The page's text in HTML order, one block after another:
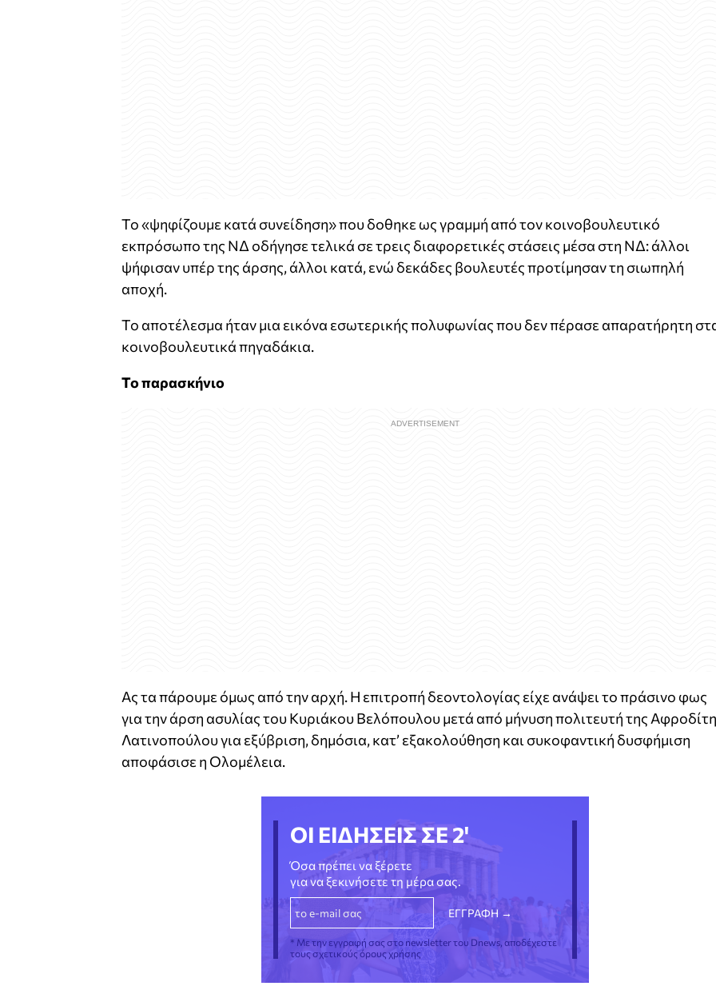
Το «ψηφίζουμε κατά συνείδηση» που δοθηκε ως γραμμή από τον κοινοβουλευτικό
εκπρόσωπο της ΝΔ οδήγησε τελικά σε τρεις διαφορετικές στάσεις μέσα στη ΝΔ: άλλοι
ψήφισαν υπέρ της άρσης, άλλοι κατά, ενώ δεκάδες βουλευτές προτίμησαν τη σιωπηλή
αποχή.
Το αποτέλεσμα ήταν μια εικόνα εσωτερικής πολυφωνίας που δεν πέρασε απαρατήρητη
κοινοβουλευτικά πηγαδάκια.
Το παρασκήνιο
Ας τα πάρουμε όμως από την αρχή. Η επιτροπή δεοντολογίας είχε ανάψει το πράσινο φως
για την άρση ασυλίας του Κυριάκου Βελόπουλου μετά από μήνυση πολιτευτή της
Λατινοπούλου για εξύβριση, δημόσια, κατ’ εξακολούθηση και συκοφαντική δυσφήμιση
αποφάσισε η Ολομέλεια.
ΟΙ ΕΙΔΗΣΕΙΣ ΣΕ 2'
Όσα πρέπει να ξέρετε
για να ξεκινήσετε τη μέρα σας.
* Με την εγγραφή σας στο newsletter του Dnews, αποδέχεστε
τους σχετικούς όρους χρήσης